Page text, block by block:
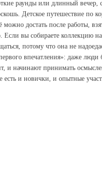
раунды или длинный вечер,
Детское путешествие по
достать после работы,
вы собираете коллекцию
потому что она не
впечатления»: даже люди
и начинают принимать
и новички, и опытные